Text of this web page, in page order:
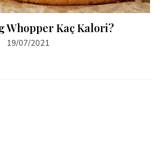
Whopper Kaç Kalori?
19/07/2021